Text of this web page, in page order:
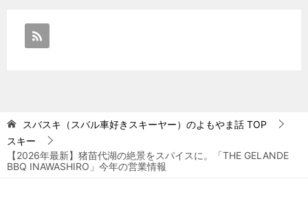
スバスキ（スバル車好きスキーヤー）のよもやま話 TOP
スキー
【2026年最新】猪苗代湖の絶景をスパイスに。「THE GELANDE
BBQ INAWASHIRO」今年の営業情報